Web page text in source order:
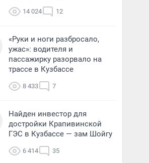
14 024 12
«Руки и ноги разбросало,
ужас»: водителя и
пассажирку разорвало на
трассе в Кузбассе
8 433 7
Найден инвестор для
достройки Крапивинской
ГЭС в Кузбассе — зам Шойгу
6 414 35